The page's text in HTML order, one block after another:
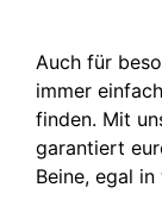
Auch für
immer
finden. Mit
garantiert
Beine, egal